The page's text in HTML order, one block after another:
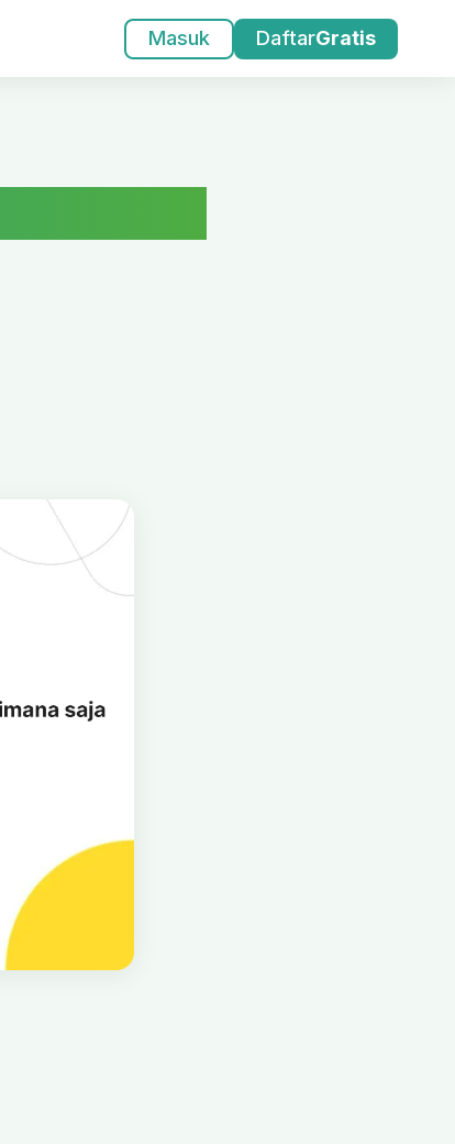
Masuk DaftarGratis